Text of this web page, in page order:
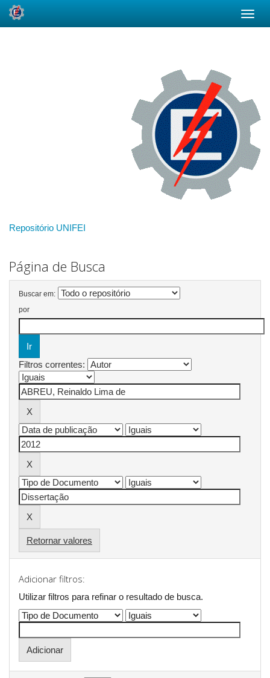
Repositório UNIFEI
Página de Busca
Buscar em:
por
Filtros correntes:
Retornar valores
Adicionar filtros:
Utilizar filtros para refinar o resultado de busca.